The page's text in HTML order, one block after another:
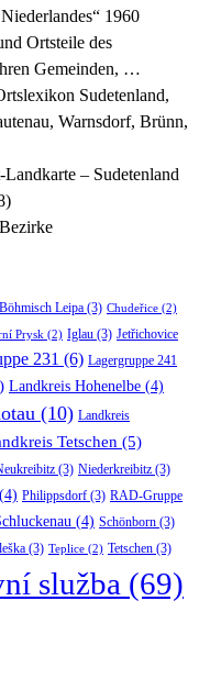
1960
Ortsteile des
Gemeinden, …
Sudetenland,
Warnsdorf, Brünn,
– Sudetenland
Böhmisch Leipa (3) Chudeřice (2)
Prysk (2) Iglau (3) Jetřichovice
231 (6) Lagergruppe 241
Landkreis Hohenelbe (4)
(10) Landkreis
Tetschen (5)
(3) Niederkreibitz (3)
(4) Philippsdorf (3) RAD-Gruppe
(4) Schönborn (3)
(3) Teplice (2) Tetschen (3)
služba (69)